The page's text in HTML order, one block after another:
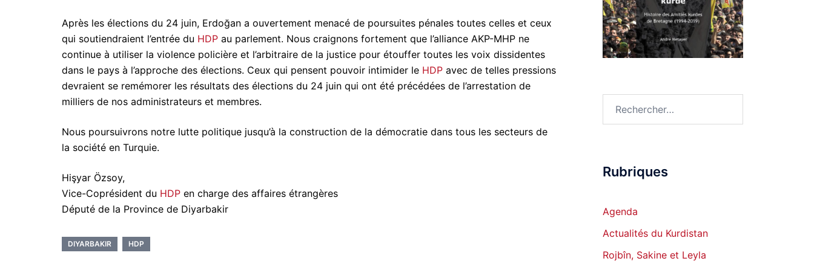
Après les élections du 24 juin, Erdoğan a ouvertement menacé de poursuites pénales toutes celles et ceux
qui soutiendraient l’entrée du HDP au parlement. Nous craignons fortement que l’alliance AKP-MHP ne
continue à utiliser la violence policière et l’arbitraire de la justice pour étouffer toutes les voix dissidentes
dans le pays à l’approche des élections. Ceux qui pensent pouvoir intimider le HDP avec de telles pressions
devraient se remémorer les résultats des élections du 24 juin qui ont été précédées de l’arrestation de
milliers de nos administrateurs et membres.
Nous poursuivrons notre lutte politique jusqu’à la construction de la démocratie dans tous les secteurs de
la société en Turquie.
Hişyar Özsoy,
Vice-Coprésident du HDP en charge des affaires étrangères
Député de la Province de Diyarbakir
DIYARBAKIR HDP
Rubriques
Agenda
Actualités du Kurdistan
Rojbîn, Sakine et Leyla